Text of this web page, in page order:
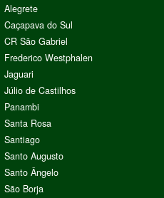
Alegrete
Caçapava do Sul
CR São Gabriel
Frederico Westphalen
Jaguari
Júlio de Castilhos
Panambi
Santa Rosa
Santiago
Santo Augusto
Santo Ângelo
São Borja